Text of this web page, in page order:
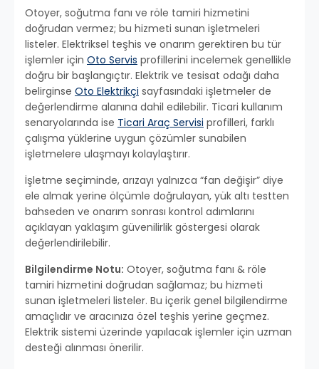
Otoyer, soğutma fanı ve röle tamiri hizmetini
doğrudan vermez; bu hizmeti sunan işletmeleri
listeler. Elektriksel teşhis ve onarım gerektiren bu tür
işlemler için Oto Servis profillerini incelemek genellikle
doğru bir başlangıçtır. Elektrik ve tesisat odağı daha
belirginse Oto Elektrikçi sayfasındaki işletmeler de
değerlendirme alanına dahil edilebilir. Ticari kullanım
senaryolarında ise Ticari Araç Servisi profilleri, farklı
çalışma yüklerine uygun çözümler sunabilen
işletmelere ulaşmayı kolaylaştırır.
İşletme seçiminde, arızayı yalnızca “fan değişir” diye
ele almak yerine ölçümle doğrulayan, yük altı testten
bahseden ve onarım sonrası kontrol adımlarını
açıklayan yaklaşım güvenilirlik göstergesi olarak
değerlendirilebilir.
Bilgilendirme Notu: Otoyer, soğutma fanı & röle
tamiri hizmetini doğrudan sağlamaz; bu hizmeti
sunan işletmeleri listeler. Bu içerik genel bilgilendirme
amaçlıdır ve aracınıza özel teşhis yerine geçmez.
Elektrik sistemi üzerinde yapılacak işlemler için uzman
desteği alınması önerilir.